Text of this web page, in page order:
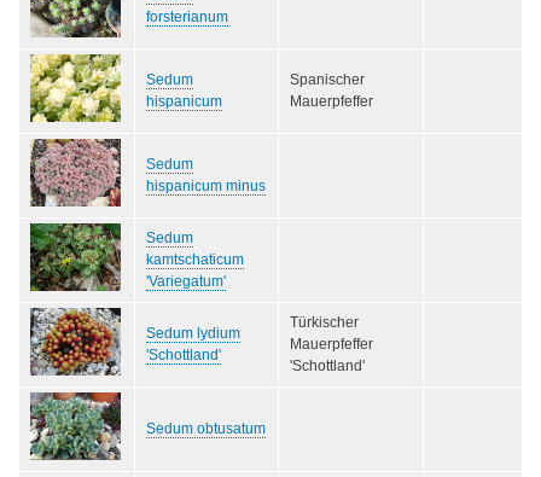
forsterianum
Sedum
hispanicum
Spanischer
Mauerpfeffer
Sedum
hispanicum minus
Sedum
kamtschaticum
'Variegatum'
Sedum lydium
'Schottland'
Türkischer
Mauerpfeffer
'Schottland'
Sedum obtusatum